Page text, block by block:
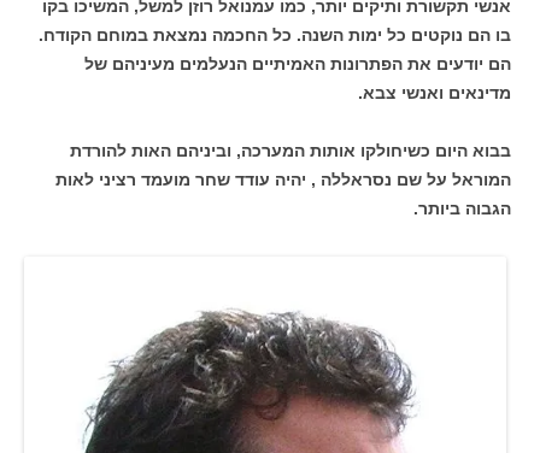
אנשי תקשורת ותיקים יותר, כמו עמנואל רוזן למשל, המשיכו בקו
בו הם נוקטים כל ימות השנה. כל החכמה נמצאת במוחם הקודח.
הם יודעים את הפתרונות האמיתיים הנעלמים מעיניהם של
מדינאים ואנשי צבא.
בבוא היום כשיחולקו אותות המערכה, וביניהם האות להורדת
המוראל על שם נסראללה , יהיה עודד שחר מועמד רציני לאות
הגבוה ביותר.